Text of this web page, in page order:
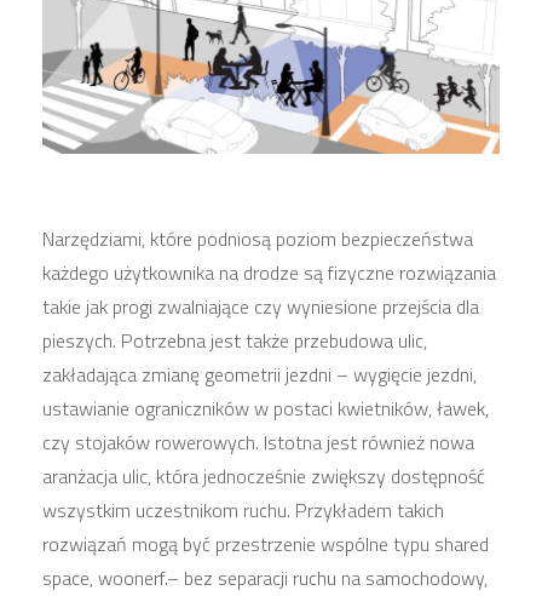
Narzędziami, które podniosą poziom bezpieczeństwa
każdego użytkownika na drodze są fizyczne rozwiązania
takie jak progi zwalniające czy wyniesione przejścia dla
pieszych. Potrzebna jest także przebudowa ulic,
zakładająca zmianę geometrii jezdni – wygięcie jezdni,
ustawianie ograniczników w postaci kwietników, ławek,
czy stojaków rowerowych. Istotna jest również nowa
aranżacja ulic, która jednocześnie zwiększy dostępność
wszystkim uczestnikom ruchu. Przykładem takich
rozwiązań mogą być przestrzenie wspólne typu shared
space, woonerf.– bez separacji ruchu na samochodowy,